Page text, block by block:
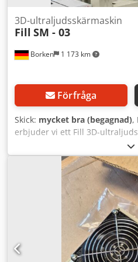
material • Byggark: 4 ULTEM, 8
Borken 1 173 km
3D-ultraljudsskärmaskin
Fill SM - 03
Förfråga
Skick: mycket bra (begagnad),
erbjuder vi ett Fill 3D-
Acfor Fill 3D-
Fill 3D-ultraljudsskärare
konturbeskärning av
ultraljudsaktiverade
Ergonomisk inmatning och
beskärningsprogram (NC-
anläggningskoncept (alternativ
repeterbarhet - Hög
verktygsbyte - Möjlig
processkedja Principen: Det